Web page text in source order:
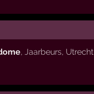
, Jaarbeurs, Utrecht